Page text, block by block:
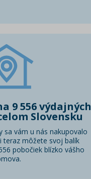
9 556 výdajných
Slovensku
sa vám u nás nakupovalo
teraz môžete svoj balík
pobočiek blízko vášho